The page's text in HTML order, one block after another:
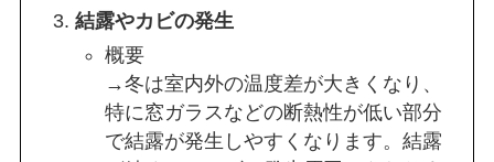
結露やカビの発生
概要
→冬は室内外の温度差が大きくなり、
特に窓ガラスなどの断熱性が低い部分
で結露が発生しやすくなります。結露